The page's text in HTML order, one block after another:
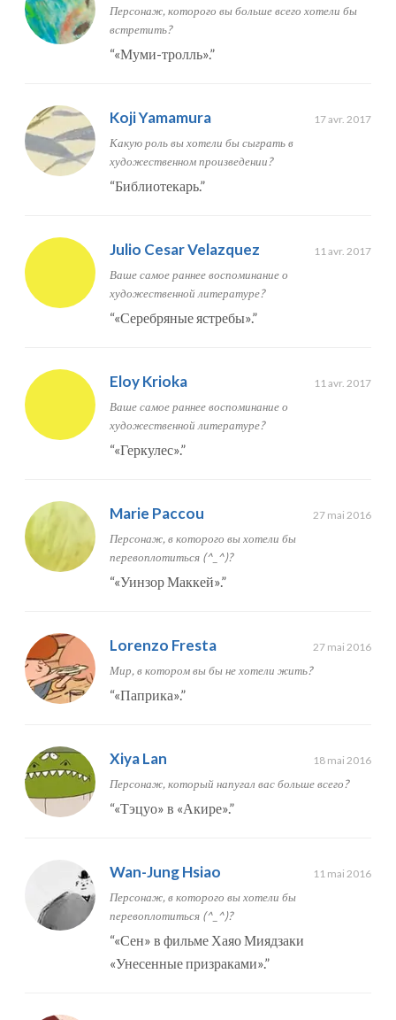
Персонаж, которого вы больше всего хотели бы
встретить?
“«Муми-тролль».”
Koji Yamamura 17 avr. 2017
Какую роль вы хотели бы сыграть в
художественном произведении?
“Библиотекарь.”
Julio Cesar Velazquez 11 avr. 2017
Ваше самое раннее воспоминание о
художественной литературе?
“«Серебряные ястребы».”
Eloy Krioka 11 avr. 2017
Ваше самое раннее воспоминание о
художественной литературе?
“«Геркулес».”
Marie Paccou 27 mai 2016
Персонаж, в которого вы хотели бы
перевоплотиться (^_^)?
“«Уинзор Маккей».”
Lorenzo Fresta 27 mai 2016
Мир, в котором вы бы не хотели жить?
“«Паприка».”
Xiya Lan 18 mai 2016
Персонаж, который напугал вас больше всего?
“«Тэцуо» в «Акире».”
Wan-Jung Hsiao 11 mai 2016
Персонаж, в которого вы хотели бы
перевоплотиться (^_^)?
“«Сен» в фильме Хаяо Миядзаки
«Унесенные призраками».”